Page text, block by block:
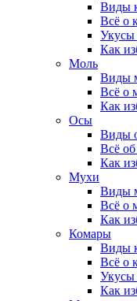
Виды
Всё о
Укусы
Как
Моль
Виды
Всё о
Как
Осы
Виды
Всё об
Как
Мухи
Виды
Всё о
Как
Комары
Виды
Всё о
Укусы
Как